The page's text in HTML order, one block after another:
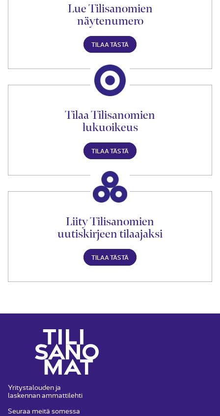
Lue Tilisanomien
näytenumero
TILAA TÄSTÄ
Tilaa Tilisanomien
lukuoikeus
TILAA TÄSTÄ
Liity Tilisanomien
uutiskirjeen tilaajaksi
TILAA TÄSTÄ
Yritystalouden ja
laskennan ammattilehti
Seuraa meitä somessa